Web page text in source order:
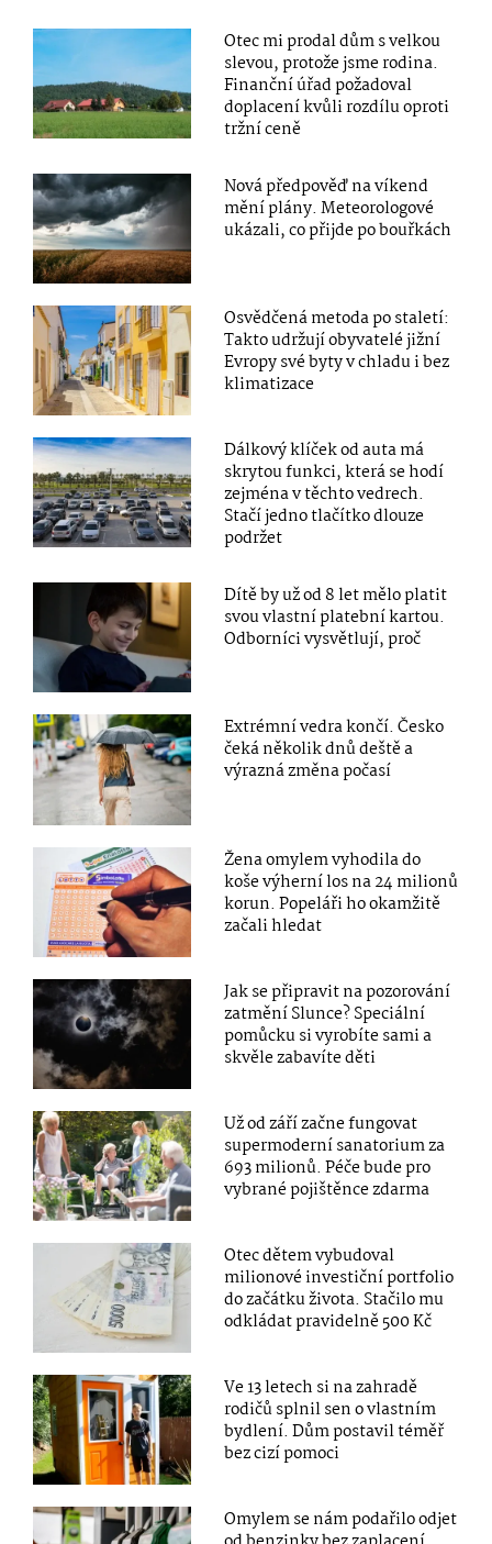
Otec mi prodal dům s velkou
slevou, protože jsme rodina.
Finanční úřad požadoval
doplacení kvůli rozdílu oproti
tržní ceně
Nová předpověď na víkend
mění plány. Meteorologové
ukázali, co přijde po bouřkách
Osvědčená metoda po staletí:
Takto udržují obyvatelé jižní
Evropy své byty v chladu i bez
klimatizace
Dálkový klíček od auta má
skrytou funkci, která se hodí
zejména v těchto vedrech.
Stačí jedno tlačítko dlouze
podržet
Dítě by už od 8 let mělo platit
svou vlastní platební kartou.
Odborníci vysvětlují, proč
Extrémní vedra končí. Česko
čeká několik dnů deště a
výrazná změna počasí
Žena omylem vyhodila do
koše výherní los na 24 milionů
korun. Popeláři ho okamžitě
začali hledat
Jak se připravit na pozorování
zatmění Slunce? Speciální
pomůcku si vyrobíte sami a
skvěle zabavíte děti
Už od září začne fungovat
supermoderní sanatorium za
693 milionů. Péče bude pro
vybrané pojištěnce zdarma
Otec dětem vybudoval
milionové investiční portfolio
do začátku života. Stačilo mu
odkládat pravidelně 500 Kč
Ve 13 letech si na zahradě
rodičů splnil sen o vlastním
bydlení. Dům postavil téměř
bez cizí pomoci
Omylem se nám podařilo odjet